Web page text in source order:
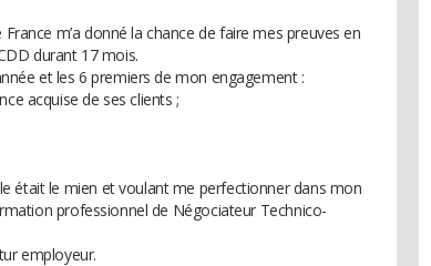
m’a donné la chance de faire mes preuves en
durant 17 mois.
et les 6 premiers de mon engagement :
acquise de ses clients ;
était le mien et voulant me perfectionner dans mon
professionnel de Négociateur Technico-
employeur.